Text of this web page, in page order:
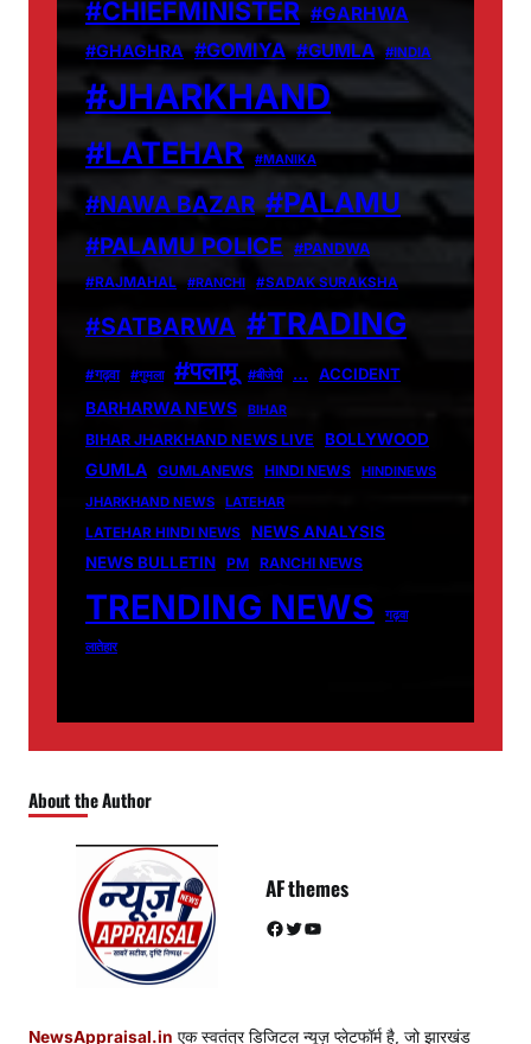
#CHIEFMINISTER #GARHWA
#GHAGHRA #GOMIYA #GUMLA #INDIA
#JHARKHAND
#LATEHAR #MANIKA
#NAWA BAZAR #PALAMU
#PALAMU POLICE
#PANDWA
#RAJMAHAL
#RANCHI #SADAK SURAKSHA
#SATBARWA #TRADING
#गढ़वा #गुमला #पलामू #बीजेपी … ACCIDENT
BARHARWA NEWS BIHAR
BIHAR JHARKHAND NEWS LIVE BOLLYWOOD
GUMLA GUMLANEWS HINDI NEWS
HINDINEWS
JHARKHAND NEWS
LATEHAR
LATEHAR HINDI NEWS
NEWS ANALYSIS
NEWS BULLETIN PM RANCHI NEWS
TRENDING NEWS
गढ़वा
लातेहार
About the Author
AF themes
Facebook Twitter YouTube
NewsAppraisal.in एक स्वतंत्र डिजिटल न्यूज़ प्लेटफॉर्म है, जो झारखंड